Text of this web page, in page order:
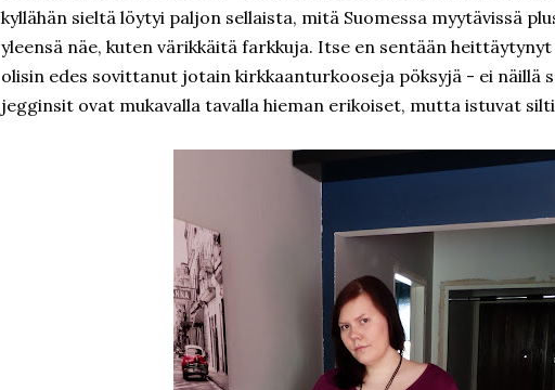
kyllähän sieltä löytyi paljon sellaista, mitä Suomessa myytävissä
yleensä näe, kuten värikkäitä farkkuja. Itse en sentään
olisin edes sovittanut jotain kirkkaanturkooseja pöksyjä - ei näillä
jegginsit ovat mukavalla tavalla hieman erikoiset, mutta istuvat